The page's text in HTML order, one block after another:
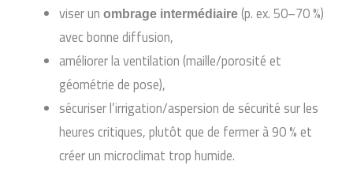
viser un ombrage intermédiaire(p. ex. 50–70 %)
avec bonne diffusion,
améliorer la ventilation (maille/porosité et
géométrie de pose),
sécuriser l’irrigation/aspersion de sécurité sur les
heures critiques, plutôt que de fermer à 90 % et
créer un microclimat trop humide.